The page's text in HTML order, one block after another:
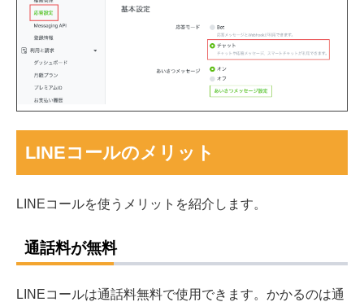
LINEコールのメリット
LINEコールを使うメリットを紹介します。
通話料が無料
LINEコールは通話料無料で使用できます。かかるのは通